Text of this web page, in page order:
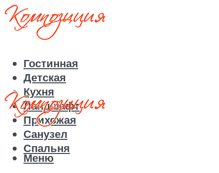
Гостинная
Детская
Кухня
Ландшафт
Прихожая
Санузел
Спальня
Меню